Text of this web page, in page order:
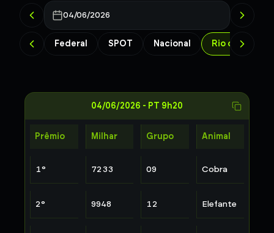
04/06/2026
Federal SPOT Nacional Rio de Janeiro
04/06/2026 - PT 9h20
Prêmio Milhar Grupo Animal
1° 7233 09 Cobra
2° 9948 12 Elefante